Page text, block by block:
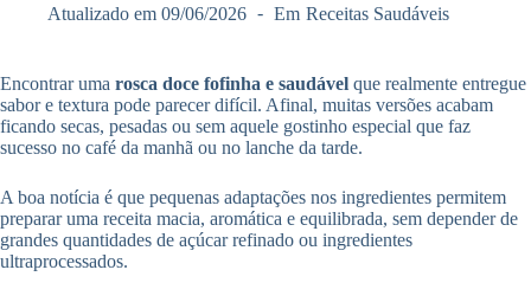
Atualizado em 09/06/2026 Em Receitas Saudáveis
Encontrar uma rosca doce fofinha e saudável que realmente entregue
sabor e textura pode parecer difícil. Afinal, muitas versões acabam
ficando secas, pesadas ou sem aquele gostinho especial que faz
sucesso no café da manhã ou no lanche da tarde.
A boa notícia é que pequenas adaptações nos ingredientes permitem
preparar uma receita macia, aromática e equilibrada, sem depender de
grandes quantidades de açúcar refinado ou ingredientes
ultraprocessados.